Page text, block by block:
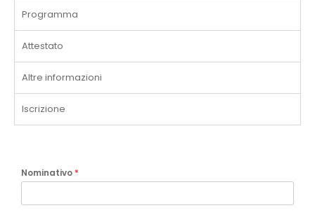
Programma
Attestato
Altre informazioni
Iscrizione
Nominativo *